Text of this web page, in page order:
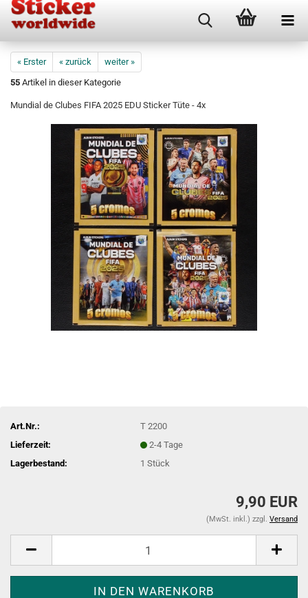
« Erster « zurück
weiter »
55 Artikel in dieser Kategorie
Mundial de Clubes FIFA 2025 EDU Sticker Tüte - 4x
Art.Nr.:
T 2200
Lieferzeit:
2-4 Tage
Lagerbestand:
1Stück
9,90 EUR
(MwSt. inkl.) zzgl. Versand